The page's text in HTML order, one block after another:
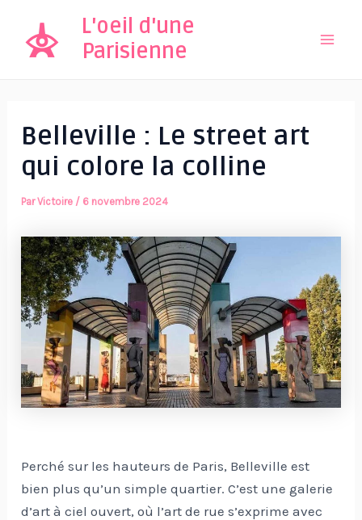
contenu
L'oeil d'une
Parisienne
Belleville : Le street art
qui colore la colline
ParVictoire / 6 novembre 2024
Perché sur les hauteurs de Paris, Belleville est
bien plus qu’un simple quartier. C’est une galerie
d’art à ciel ouvert, où l’art de rue s’exprime avec